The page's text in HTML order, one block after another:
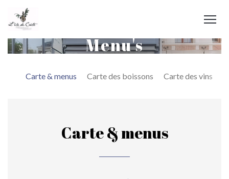
Menu's
Carte & menus Carte des boissons Carte des vins
Carte & menus